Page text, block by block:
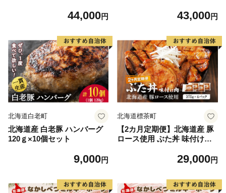
ブロック2kg 肩ロースブロッ
焼き豚 焼肉 バーベキュー 希
少部位 大容量 BBQ キャンプ
ぶた肉
44,000円
バラスライス1.2kg ひき肉1k
産 豚 小間切れ バラ ひき肉
ミンチ ロース カレー しゃぶ
しゃぶ 肉
43,000円
北海道白老町
北海道産 白老豚 ハンバーグ
120ｇ×10個セット
9,000円
北海道標茶町
【2カ月定期便】北海道産 豚
ロース使用 ぶた丼 味付け肉
29,000円